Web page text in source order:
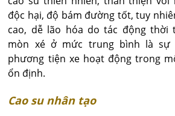
độc hại, độ bám đường tốt, tuy
cao, dễ lão hóa do tác động thời
mòn xé ở mức trung bình là sự
phương tiện xe hoạt động trong
ổn định.
Cao su nhân tạo